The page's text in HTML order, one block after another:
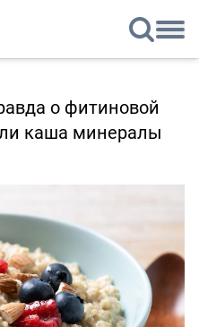
о фитиновой
каша минералы